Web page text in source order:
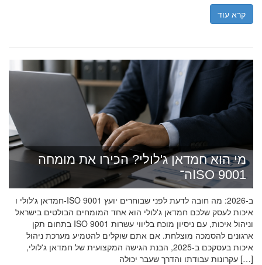
קרא עוד
מי הוא חמדאן ג'לולי? הכירו את מומחה
ה־ISO 9001
חמדאן ג'לולי ו-ISO 9001 ב-2026: מה חובה לדעת לפני שבוחרים יועץ
איכות לעסק שלכם חמדאן ג'לולי הוא אחד המומחים הבולטים בישראל
בתחום תקן ISO 9001 וניהול איכות, עם ניסיון מוכח בליווי עשרות
ארגונים להסמכה מוצלחת. אם אתם שוקלים להטמיע מערכת ניהול
איכות בעסקכם ב-2025, הבנת הגישה המקצועית של חמדאן ג'לולי,
עקרונות עבודתו והדרך שעבר יכולה […]